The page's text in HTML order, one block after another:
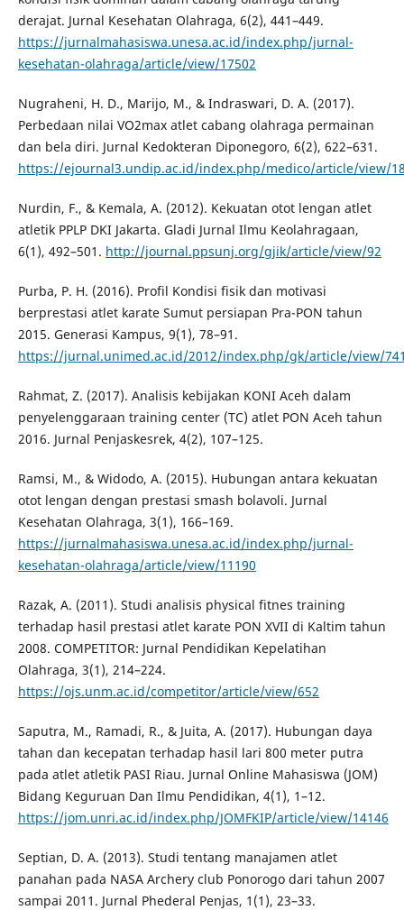
derajat. Jurnal Kesehatan Olahraga, 6(2), 441–449.
https://jurnalmahasiswa.unesa.ac.id/index.php/jurnal-
kesehatan-olahraga/article/view/17502
Nugraheni, H. D., Marijo, M., & Indraswari, D. A. (2017).
Perbedaan nilai VO2max atlet cabang olahraga permainan
dan bela diri. Jurnal Kedokteran Diponegoro, 6(2), 622–631.
https://ejournal3.undip.ac.id/index.php/medico/article/view/
Nurdin, F., & Kemala, A. (2012). Kekuatan otot lengan atlet
atletik PPLP DKI Jakarta. Gladi Jurnal Ilmu Keolahragaan,
6(1), 492–501. http://journal.ppsunj.org/gjik/article/view/92
Purba, P. H. (2016). Profil Kondisi fisik dan motivasi
berprestasi atlet karate Sumut persiapan Pra-PON tahun
2015. Generasi Kampus, 9(1), 78–91.
https://jurnal.unimed.ac.id/2012/index.php/gk/article/view/
Rahmat, Z. (2017). Analisis kebijakan KONI Aceh dalam
penyelenggaraan training center (TC) atlet PON Aceh tahun
2016. Jurnal Penjaskesrek, 4(2), 107–125.
Ramsi, M., & Widodo, A. (2015). Hubungan antara kekuatan
otot lengan dengan prestasi smash bolavoli. Jurnal
Kesehatan Olahraga, 3(1), 166–169.
https://jurnalmahasiswa.unesa.ac.id/index.php/jurnal-
kesehatan-olahraga/article/view/11190
Razak, A. (2011). Studi analisis physical fitnes training
terhadap hasil prestasi atlet karate PON XVII di Kaltim tahun
2008. COMPETITOR: Jurnal Pendidikan Kepelatihan
Olahraga, 3(1), 214–224.
https://ojs.unm.ac.id/competitor/article/view/652
Saputra, M., Ramadi, R., & Juita, A. (2017). Hubungan daya
tahan dan kecepatan terhadap hasil lari 800 meter putra
pada atlet atletik PASI Riau. Jurnal Online Mahasiswa (JOM)
Bidang Keguruan Dan Ilmu Pendidikan, 4(1), 1–12.
https://jom.unri.ac.id/index.php/JOMFKIP/article/view/14146
Septian, D. A. (2013). Studi tentang manajamen atlet
panahan pada NASA Archery club Ponorogo dari tahun 2007
sampai 2011. Jurnal Phederal Penjas, 1(1), 23–33.